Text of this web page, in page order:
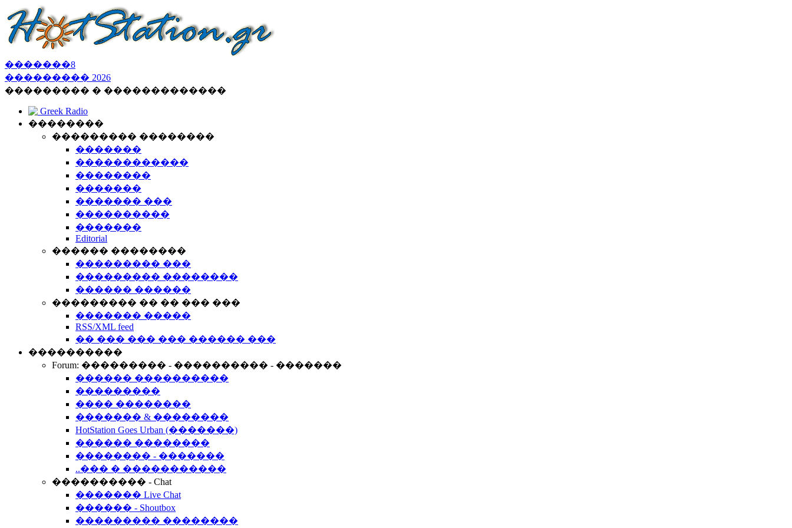
�������8
��������� 2026
��������� � �������������
Greek Radio
��������
��������� ��������
�������
������������
��������
�������
������� ���
����������
�������
Editorial
������ ��������
��������� ���
��������� ��������
������ ������
��������� �� �� ��� ���
������� �����
RSS/XML feed
�� ��� ��� ��� ������ ���
����������
Forum: ��������� - ���������� - �������
������ ����������
���������
���� ��������
������� & ��������
HotStation Goes Urban (�������)
������ ��������
�������� - �������
..��� � �����������
���������� - Chat
������� Live Chat
������ - Shoutbox
��������� ��������